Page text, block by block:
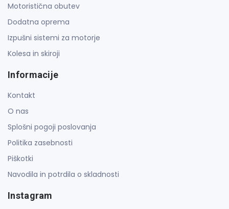
Motoristična obutev
Dodatna oprema
Izpušni sistemi za motorje
Kolesa in skiroji
Informacije
Kontakt
O nas
Splošni pogoji poslovanja
Politika zasebnosti
Piškotki
Navodila in potrdila o skladnosti
Instagram